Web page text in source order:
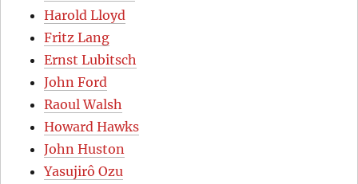
Harold Lloyd
Fritz Lang
Ernst Lubitsch
John Ford
Raoul Walsh
Howard Hawks
John Huston
Yasujirô Ozu